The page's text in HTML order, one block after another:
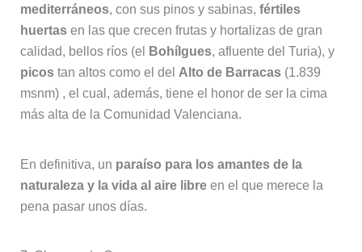
mediterráneos, con sus pinos y sabinas, fértiles
huertasen las que crecen frutas y hortalizas de gran
calidad, bellos ríos (el
Bohílgues, afluente del Turia), y
picostan altos como el del Alto de Barracas(1.839
msnm) , el cual, además, tiene el honor de ser la cima
más alta de la Comunidad Valenciana.
En definitiva, un paraíso para los amantes de la
naturaleza y la vida al aire libreen el que merece la
pena pasar unos días.